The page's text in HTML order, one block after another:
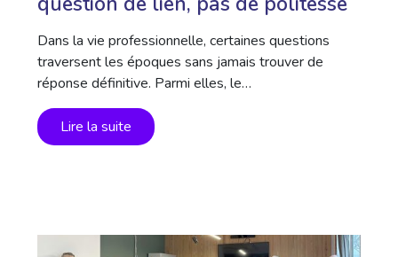
Dans la vie professionnelle, certaines questions
traversent les époques sans jamais trouver de
réponse définitive. Parmi elles, le…
Lire la suite